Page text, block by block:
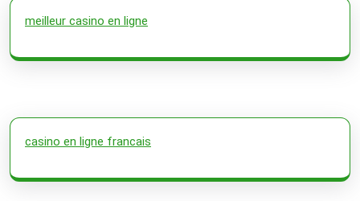
meilleur casino en ligne
casino en ligne francais